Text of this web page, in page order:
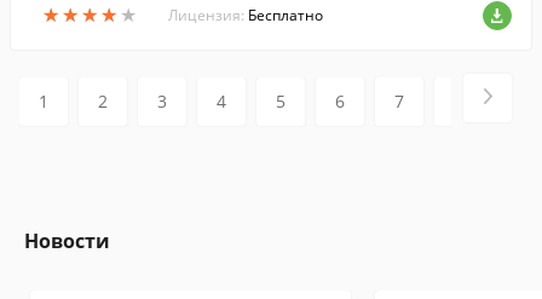
★★★★ ★
★★★★ ★ Лицензия: Бесплатно
1 2 3 4 5 6 7
Новости